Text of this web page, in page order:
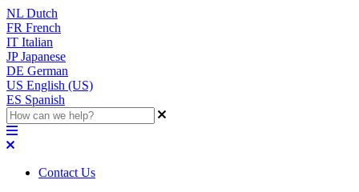
NL Dutch
FR French
IT Italian
JP Japanese
DE German
US English (US)
ES Spanish
Contact Us